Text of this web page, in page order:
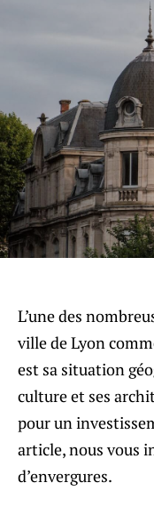
L’une des
ville de Lyon
est sa situation
culture et ses
pour un
article, nous vous
d’envergures.